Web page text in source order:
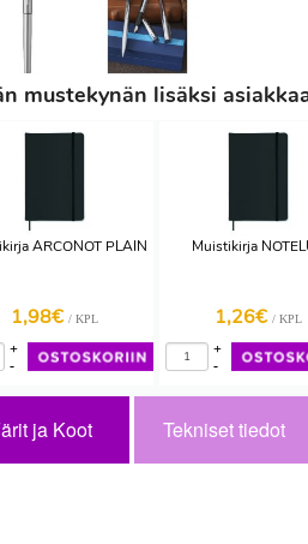
mustekynän lisäksi
ARCONOT PLAIN
1,98€ / KPL
-
+
Muistikirja
1,26€ / KPL
-
+
ja Koot Tekniset tiedot